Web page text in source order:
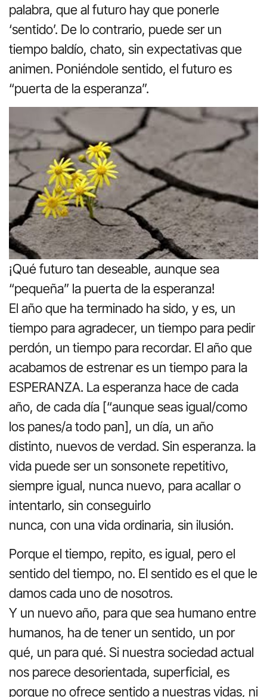
palabra, que al futuro hay que ponerle
‘sentido’. De lo contrario, puede ser un
tiempo baldío, chato, sin expectativas que
animen. Poniéndole sentido, el futuro es
“puerta de la esperanza”.
¡Qué futuro tan deseable, aunque sea
“pequeña” la puerta de la esperanza!
El año que ha terminado ha sido, y es, un
tiempo para agradecer, un tiempo para pedir
perdón, un tiempo para recordar. El año que
acabamos de estrenar es un tiempo para la
ESPERANZA. La esperanza hace de cada
año, de cada día [“aunque seas igual/como
los panes/a todo pan], un día, un año
distinto, nuevos de verdad. Sin esperanza. la
vida puede ser un sonsonete repetitivo,
siempre igual, nunca nuevo, para acallar o
intentarlo, sin conseguirlo
nunca, con una vida ordinaria, sin ilusión.
Porque el tiempo, repito, es igual, pero el
sentido del tiempo, no. El sentido es el que le
damos cada uno de nosotros.
Y un nuevo año, para que sea humano entre
humanos, ha de tener un sentido, un por
qué, un para qué. Si nuestra sociedad actual
nos parece desorientada, superficial, es
porque no ofrece sentido a nuestras vidas, ni